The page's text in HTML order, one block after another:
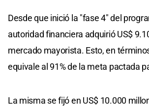
Desde que inició la "fase 4" del
autoridad financiera adquirió US$
mercado mayorista. Esto, en
equivale al 91% de la meta pactada
La misma se fijó en US$ 10.000